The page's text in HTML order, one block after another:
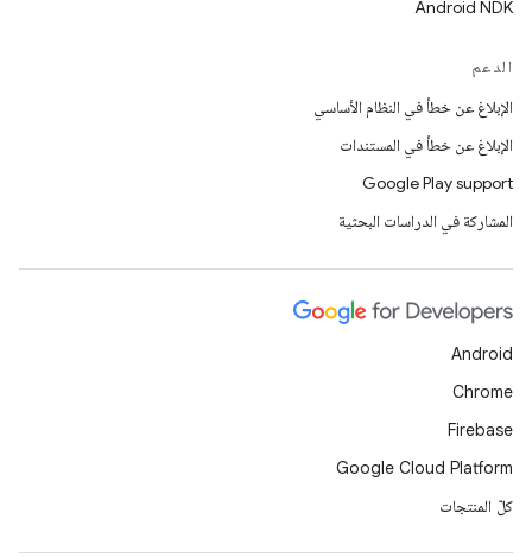
Android NDK
الدعم
الإبلاغ عن خطأ في النظام الأساسي
الإبلاغ عن خطأ في المستندات
Google Play support
المشاركة في الدراسات البحثية
Android
Chrome
Firebase
Google Cloud Platform
كلّ المنتجات